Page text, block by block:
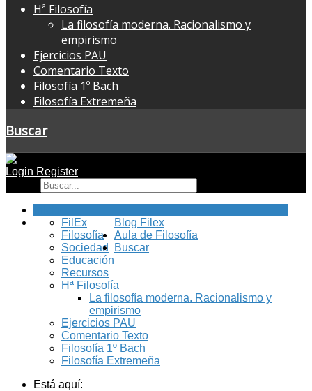
Hª Filosofía
La filosofía moderna. Racionalismo y
empirismo
Ejercicios PAU
Comentario Texto
Filosofía 1º Bach
Filosofía Extremeña
Buscar
Login Register
Blog Filex
FilEx
Filosofía
Sociedad
Educación
Recursos
Aula de Filosofía
Hª Filosofía
La filosofía moderna. Racionalismo y
empirismo
Ejercicios PAU
Comentario Texto
Filosofía 1º Bach
Filosofía Extremeña
Buscar
Está aquí: